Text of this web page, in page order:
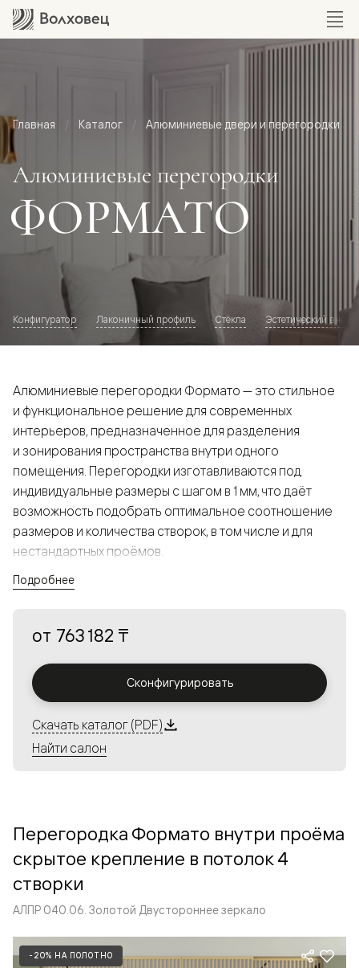
Главная Каталог Алюминиевые двери и перегородки
Алюминиевые перегородки
ФОРМАТО
Конфигуратор Лаконичный профиль Стёкла Эстетический
Алюминиевые перегородки Формато — это стильное
и функциональное решение для современных
интерьеров, предназначенное для разделения
и зонирования пространства внутри одного
помещения. Перегородки изготавливаются под
индивидуальные размеры с шагом в 1 мм, что даёт
возможность подобрать оптимальное соотношение
размеров и количества створок, в том числе и для
нестандартных проёмов.
а большой выбор вставок из стекла с различными
решения в интерьере и варьировать освещённость.
Алюминиевые перегородки имеют единый профиль
с алюминиевыми дверьми и легко сочетаются в одном
алюминиевых перегородок и дверей координируется
со стеновыми панелями Волховец.
Подробнее
от 763 182 ₸
Сконфигурировать
Скачать каталог (PDF)
Найти салон
Перегородка Формато внутри проёма
скрытое крепление в потолок 4
створки
АЛПР 040.06. Золотой Двустороннее зеркало
-20% НА ПОЛОТНО